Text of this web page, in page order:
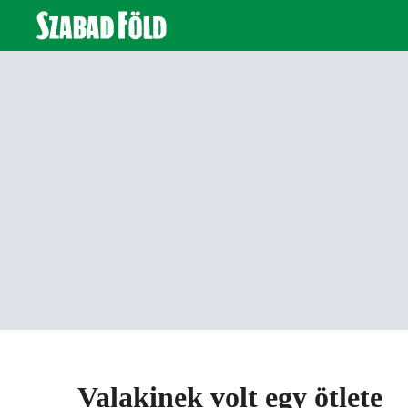
Valakinek volt egy ötlete